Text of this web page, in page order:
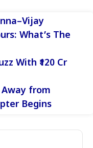
What’s The
With ₹120 Cr
from
Begins